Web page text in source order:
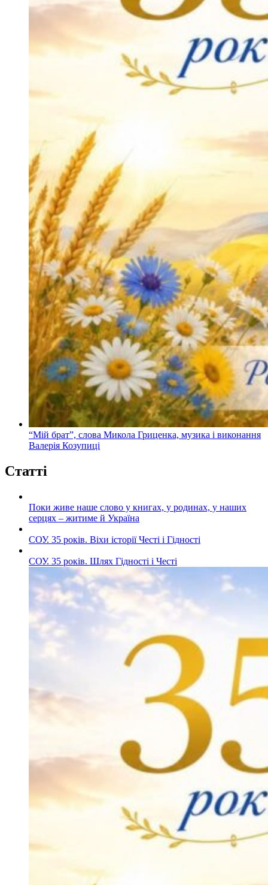
“Мій брат”, слова Микола Гриценка, музика і виконання
Валерія Козупиці
Статті
Поки живе наше слово у книгах, у родинах, у наших
серцях – житиме й Україна
СОУ. 35 років. Віхи історії Честі і Гідності
СОУ. 35 років. Шлях Гідності і Честі